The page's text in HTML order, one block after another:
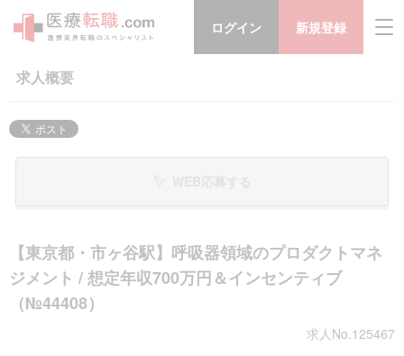
ログイン 新規登録
求人概要
【東京都・市ヶ谷駅】呼吸器領域のプロダクトマネ
ジメント / 想定年収700万円＆インセンティブ
（№44408）
求人No.125467